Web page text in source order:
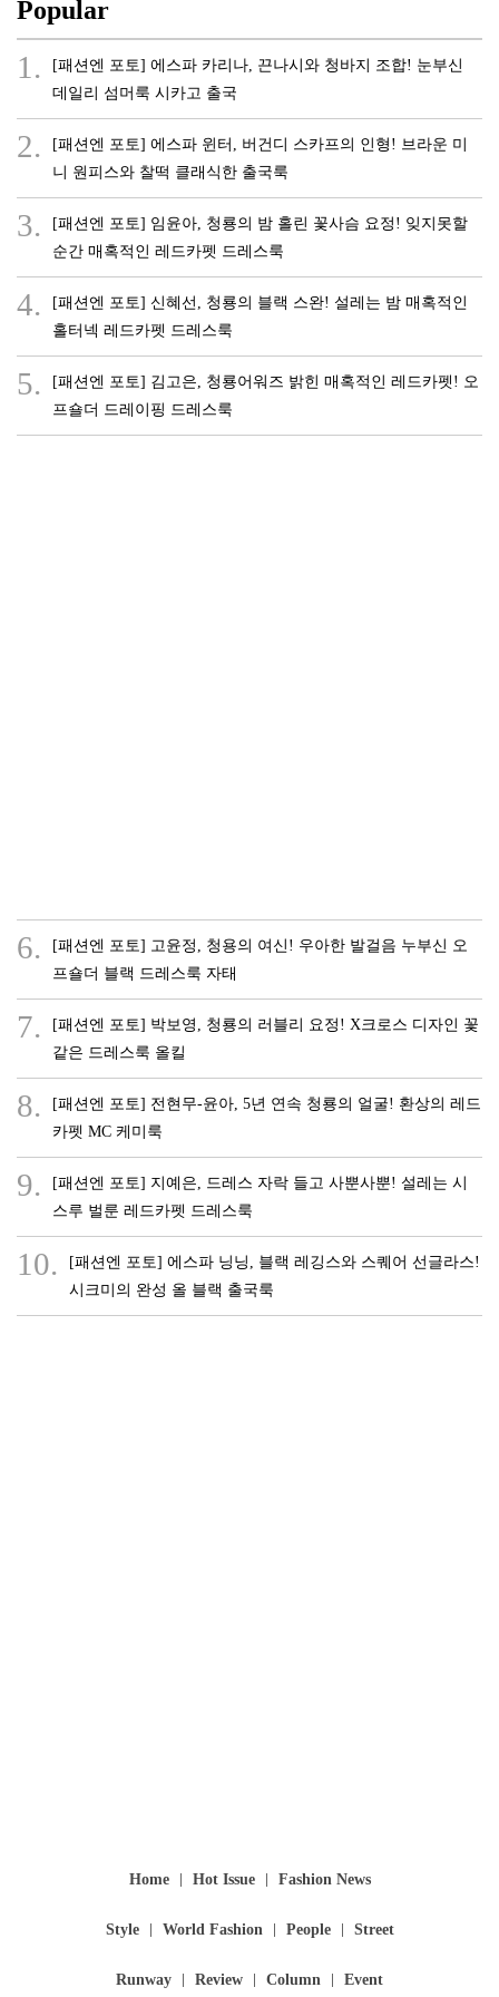
Popular
1.
[패션엔 포토] 에스파 카리나, 끈나시와 청바지 조합! 눈부신
데일리 섬머룩 시카고 출국
2.
[패션엔 포토] 에스파 윈터, 버건디 스카프의 인형! 브라운 미
니 원피스와 찰떡 클래식한 출국룩
3.
[패션엔 포토] 임윤아, 청룡의 밤 홀린 꽃사슴 요정! 잊지못할
순간 매혹적인 레드카펫 드레스룩
4.
[패션엔 포토] 신혜선, 청룡의 블랙 스완! 설레는 밤 매혹적인
홀터넥 레드카펫 드레스룩
5.
[패션엔 포토] 김고은, 청룡어워즈 밝힌 매혹적인 레드카펫! 오
프숄더 드레이핑 드레스룩
6.
[패션엔 포토] 고윤정, 청용의 여신! 우아한 발걸음 누부신 오
프숄더 블랙 드레스룩 자태
7.
[패션엔 포토] 박보영, 청룡의 러블리 요정! X크로스 디자인 꽃
같은 드레스룩 올킬
8.
[패션엔 포토] 전현무-윤아, 5년 연속 청룡의 얼굴! 환상의 레드
카펫 MC 케미룩
9.
[패션엔 포토] 지예은, 드레스 자락 들고 사뿐사뿐! 설레는 시
스루 벌룬 레드카펫 드레스룩
10.
[패션엔 포토] 에스파 닝닝, 블랙 레깅스와 스퀘어 선글라스!
시크미의 완성 올 블랙 출국룩
Home Hot Issue Fashion News
Style World Fashion People Street
Runway Review Column Event